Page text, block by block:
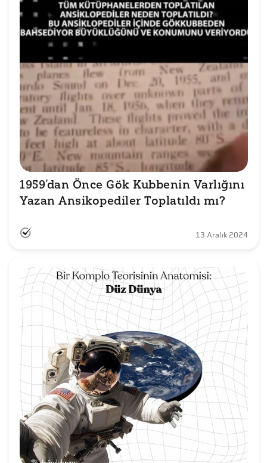
1959’dan Önce Gök Kubbenin Varlığını
Yazan Ansikopediler Toplatıldı mı?
13 Aralık 2024